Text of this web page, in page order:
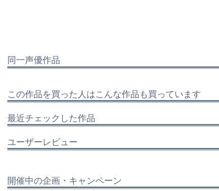
同一声優作品
この作品を買った人はこんな作品も買っています
最近チェックした作品
ユーザーレビュー
開催中の企画・キャンペーン